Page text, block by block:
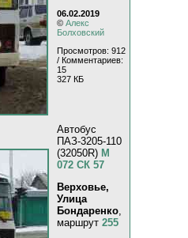
06.02.2019
© Алекс
Болховский
Просмотров: 912
/ Комментариев:
15
327 КБ
Автобус
ПАЗ-3205-110
(32050R) М
072 СК 57
Верховье,
Улица
Бондаренко,
маршрут 255